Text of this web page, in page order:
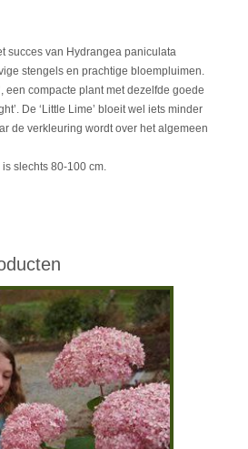
succes van Hydrangea paniculata
stengels en prachtige bloempluimen.
een compacte plant met dezelfde goede
De ‘Little Lime’ bloeit wel iets minder
de verkleuring wordt over het algemeen
is slechts 80-100 cm.